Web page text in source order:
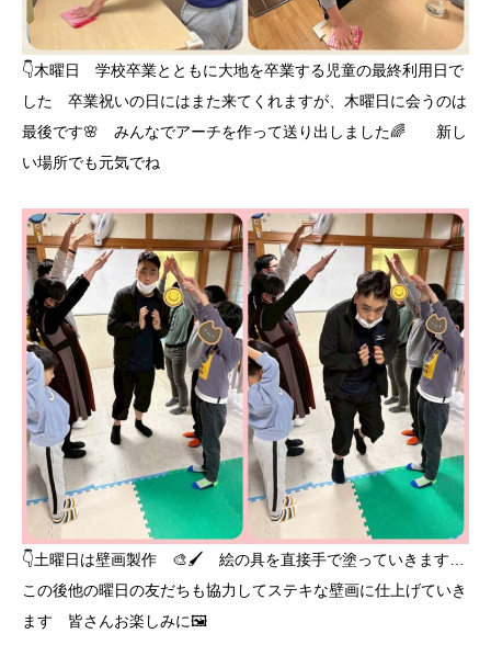
👇️木曜日 学校卒業とともに大地を卒業する児童の最終利用日で
した 卒業祝いの日にはまた来てくれますが、木曜日に会うのは
最後です🌸 みんなでアーチを作って送り出しました🌈 新し
い場所でも元気でね
👇️土曜日は壁画製作 🎨🖌️ 絵の具を直接手で塗っていきます…
この後他の曜日の友だちも協力してステキな壁画に仕上げていき
ます 皆さんお楽しみに🖼️